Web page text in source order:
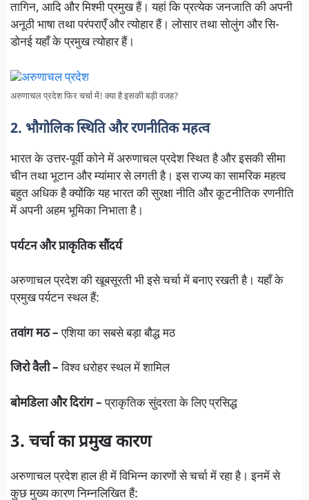
तागिन, आदि और मिश्मी प्रमुख हैं। यहां कि प्रत्येक जनजाति की अपनी
अनूठी भाषा तथा परंपराएँ और त्योहार हैं। लोसार तथा सोलुंग और सि-
डोनई यहाँ के प्रमुख त्योहार हैं।
अरुणाचल प्रदेश फिर चर्चा में! क्या है इसकी बड़ी वजह?
2. भौगोलिक स्थिति और रणनीतिक महत्व
भारत के उत्तर-पूर्वी कोने में अरुणाचल प्रदेश स्थित है और इसकी सीमा
चीन तथा भूटान और म्यांमार से लगती है। इस राज्य का सामरिक महत्व
बहुत अधिक है क्योंकि यह भारत की सुरक्षा नीति और कूटनीतिक रणनीति
में अपनी अहम भूमिका निभाता है।
पर्यटन और प्राकृतिक सौंदर्य
अरुणाचल प्रदेश की खूबसूरती भी इसे चर्चा में बनाए रखती है। यहाँ के
प्रमुख पर्यटन स्थल हैं:
तवांग मठ –एशिया का सबसे बड़ा बौद्ध मठ
जिरो वैली –विश्व धरोहर स्थल में शामिल
बोमडिला और दिरांग –प्राकृतिक सुंदरता के लिए प्रसिद्ध
3. चर्चा का प्रमुख कारण
अरुणाचल प्रदेश हाल ही में विभिन्न कारणों से चर्चा में रहा है। इनमें से
कुछ मुख्य कारण निम्नलिखित हैं: